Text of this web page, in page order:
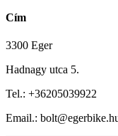
Cím
3300 Eger
Hadnagy utca 5.
Tel.: +36205039922
Email.: